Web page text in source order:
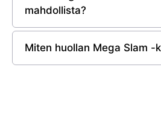
mahdollista?
Miten huollan Mega Slam -